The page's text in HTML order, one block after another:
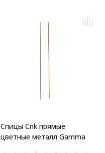
Спицы Cnk прямые
цветные металл Gamma